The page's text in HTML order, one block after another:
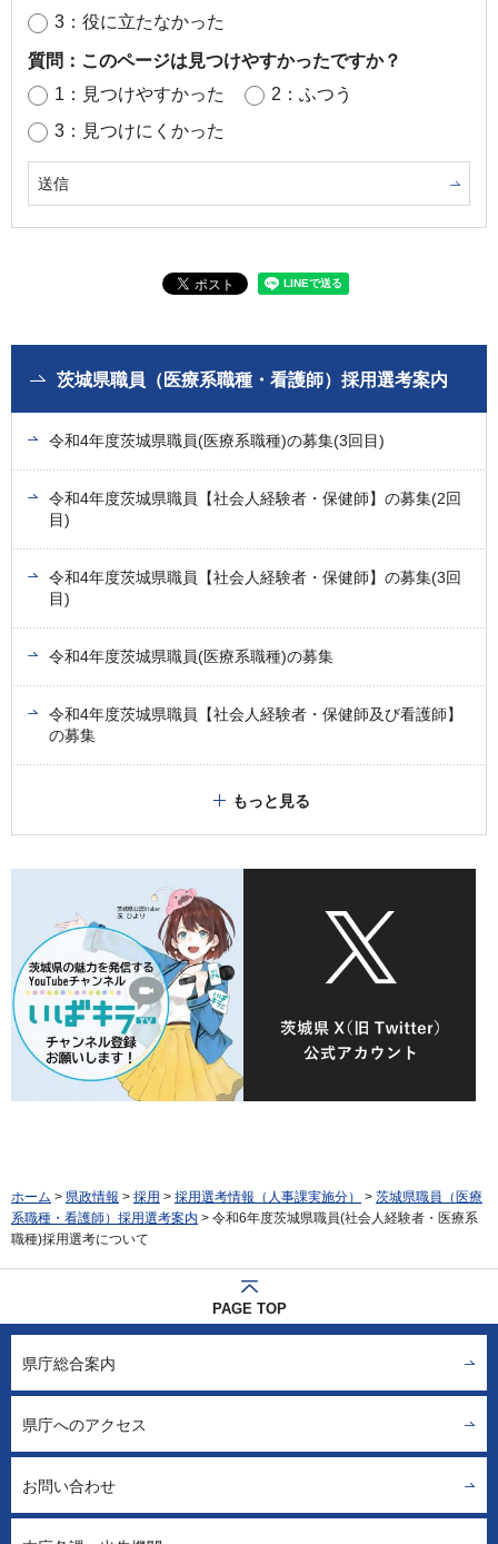
3：役に立たなかった
質問：このページは見つけやすかったですか？
1：見つけやすかった
2：ふつう
3：見つけにくかった
茨城県職員（医療系職種・看護師）採用選考案内
令和4年度茨城県職員(医療系職種)の募集(3回目)
令和4年度茨城県職員【社会人経験者・保健師】の募集(2回
目)
令和4年度茨城県職員【社会人経験者・保健師】の募集(3回
目)
令和4年度茨城県職員(医療系職種)の募集
令和4年度茨城県職員【社会人経験者・保健師及び看護師】
の募集
もっと見る
ホーム > 県政情報 > 採用 > 採用選考情報（人事課実施分） > 茨城県職員（医療
系職種・看護師）採用選考案内 > 令和6年度茨城県職員(社会人経験者・医療系
職種)採用選考について
PAGE TOP
県庁総合案内
県庁へのアクセス
お問い合わせ